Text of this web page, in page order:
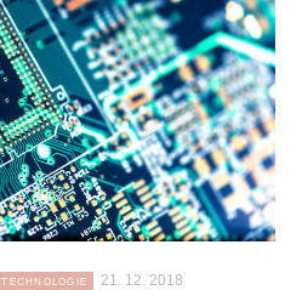
TECHNOLOGIE 21. 12. 2018